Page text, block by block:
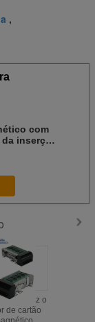
,
com
inserção
introduz o
de cartão